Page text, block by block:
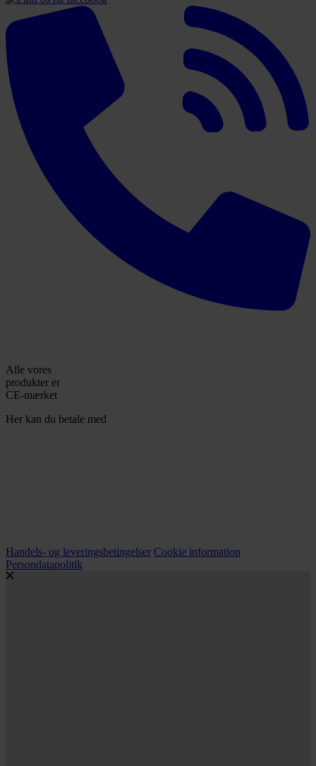
Alle vores
produkter er
CE-mærket
Her kan du betale med
Handels- og leveringsbetingelser Cookie information
Persondatapolitik